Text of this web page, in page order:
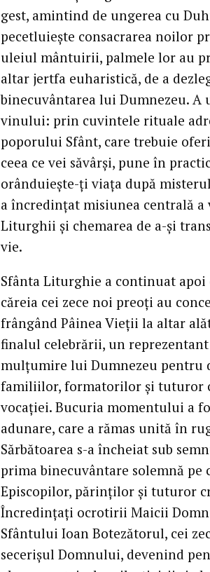
gest, amintind de ungerea cu
pecetluiește consacrarea noilor
uleiul mântuirii, palmele lor au
altar jertfa euharistică, de a
binecuvântarea lui Dumnezeu.
vinului: prin cuvintele rituale
poporului Sfânt, care trebuie
ceea ce vei săvârși, pune în
orânduiește-ți viața după
a încredințat misiunea centrală
Liturghii și chemarea de a-și
vie.
Sfânta Liturghie a continuat
căreia cei zece noi preoți au
frângând Pâinea Vieții la altar
finalul celebrării, un
mulțumire lui Dumnezeu pentru
familiilor, formatorilor și tuturor
vocației. Bucuria momentului a
adunare, care a rămas unită în
Sărbătoarea s-a încheiat sub
prima binecuvântare solemnă
Episcopilor, părinților și tuturor
Încredințați ocrotirii Maicii
Sfântului Ioan Botezătorul, cei
secerișul Domnului, devenind